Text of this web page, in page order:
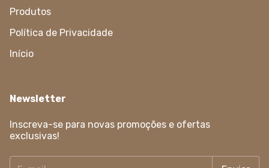
Produtos
Política de Privacidade
Início
Newsletter
Inscreva-se para novas promoções e ofertas
exclusivas!